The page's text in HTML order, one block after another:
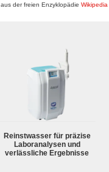
aus der freien Enzyklopädie Wikipedia
Reinstwasser für präzise
Laboranalysen und
verlässliche Ergebnisse